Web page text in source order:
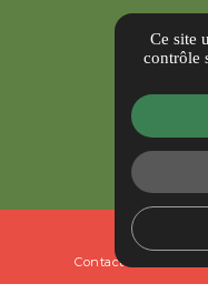
mail
Contactez-nous
Ce site
contrôle